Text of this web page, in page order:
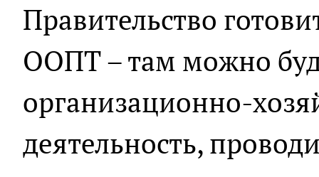
Правительство
ООПТ – там можно
организационно-
деятельность,